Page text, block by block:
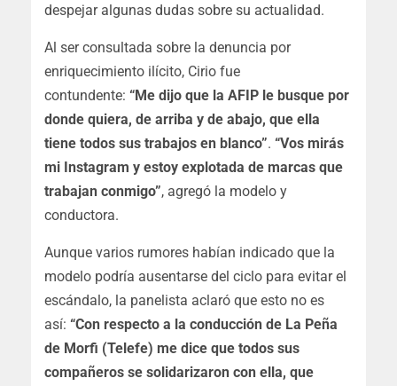
despejar algunas dudas sobre su actualidad.
Al ser consultada sobre la denuncia por
enriquecimiento ilícito, Cirio fue
contundente: “Me dijo que la AFIP le busque por
donde quiera, de arriba y de abajo, que ella
tiene todos sus trabajos en blanco”. “Vos mirás
mi Instagram y estoy explotada de marcas que
trabajan conmigo”, agregó la modelo y
conductora.
Aunque varios rumores habían indicado que la
modelo podría ausentarse del ciclo para evitar el
escándalo, la panelista aclaró que esto no es
así: “Con respecto a la conducción de La Peña
de Morfi (Telefe) me dice que todos sus
compañeros se solidarizaron con ella, que